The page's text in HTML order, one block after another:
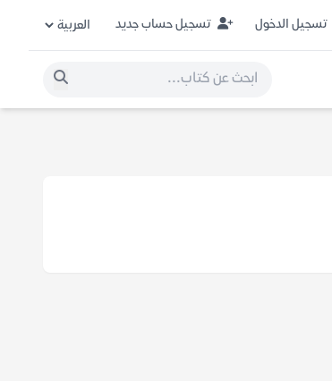
تسجيل الدخول تسجيل حساب جديد